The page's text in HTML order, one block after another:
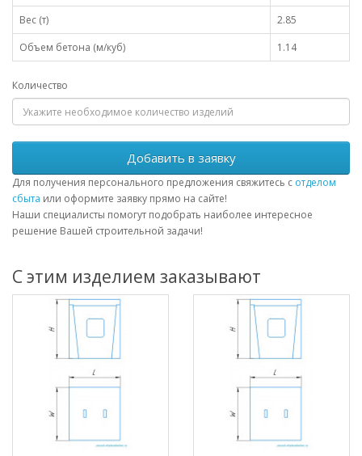
Вес (т)
2.85
Объем бетона (м/куб)
1.14
Количество
Добавить в заявку
Для получения персонального предложения свяжитесь с отделом
сбыта или оформите заявку прямо на сайте!
Наши специалисты помогут подобрать наиболее интересное
решение Вашей строительной задачи!
С этим изделием заказывают